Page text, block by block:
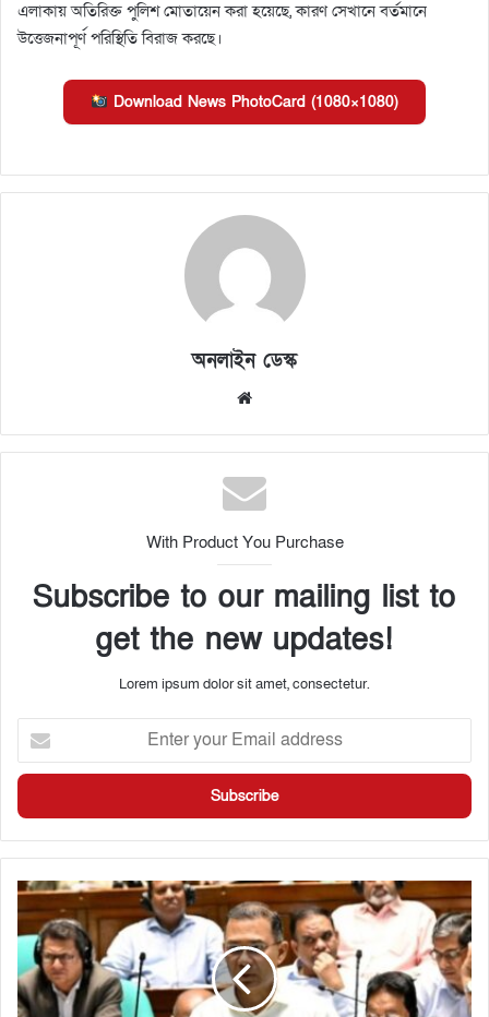
এলাকায় অতিরিক্ত পুলিশ মোতায়েন করা হয়েছে, কারণ সেখানে বর্তমানে
উত্তেজনাপূর্ণ পরিস্থিতি বিরাজ করছে।
Download News PhotoCard (1080×1080)
অনলাইন ডেস্ক
With Product You Purchase
Subscribe to our mailing list to
get the new updates!
Lorem ipsum dolor sit amet, consectetur.